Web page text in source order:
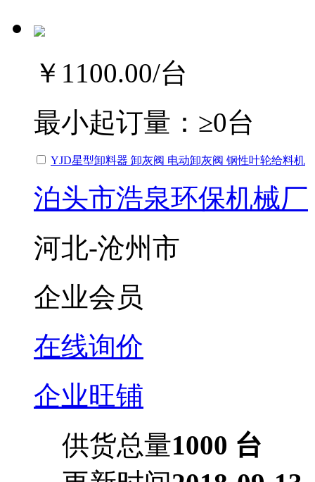
￥1100.00/台
最小起订量： ≥0台
YJD星型卸料器 卸灰阀 电动卸灰阀 钢性叶轮给料机
泊头市浩泉环保机械厂
河北-沧州市
企业会员
在线询价
企业旺铺
供货总量1000 台